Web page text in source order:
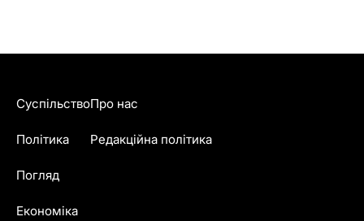
Суспільство
Політика
Погляд
Економіка
Про нас
Редакційна політика